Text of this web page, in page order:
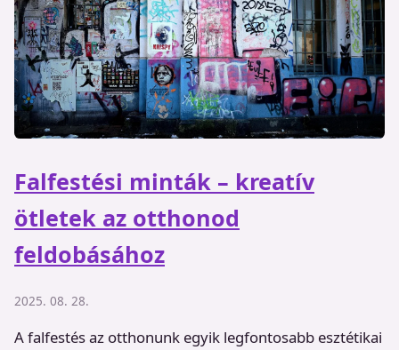
Falfestési minták – kreatív
ötletek az otthonod
feldobásához
2025. 08. 28.
A falfestés az otthonunk egyik legfontosabb esztétikai